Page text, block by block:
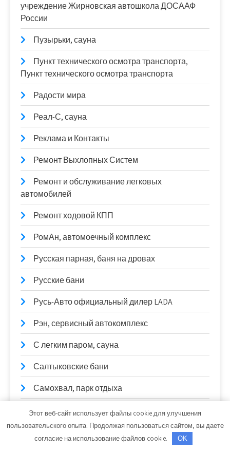
учреждение Жирновская автошкола ДОСААФ
России
Пузырьки, сауна
Пункт технического осмотра транспорта,
Пункт технического осмотра транспорта
Радости мира
Реал-С, сауна
Реклама и Контакты
Ремонт Выхлопных Систем
Ремонт и обслуживание легковых
автомобилей
Ремонт ходовой КПП
РомАн, автомоечный комплекс
Русская парная, баня на дровах
Русские бани
Русь-Авто официальный дилер LADA
Рэн, сервисный автокомплекс
С легким паром, сауна
Салтыковские бани
Самохвал, парк отдыха
Сауна
Сауна №1
Этот веб-сайт использует файлы cookie для улучшения
пользовательского опыта. Продолжая пользоваться сайтом, вы даете
согласие на использование файлов cookie.
OK